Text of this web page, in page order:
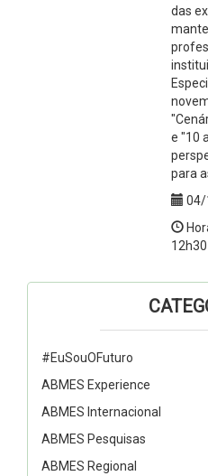
das
e "10
para
04/
12h30
#EuSouOFuturo
ABMES Experience
ABMES Internacional
ABMES Pesquisas
ABMES Regional